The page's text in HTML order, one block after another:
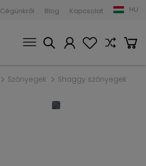
Cégünkről Blog Kapcsolat HU
Szőnyegek Shaggy szőnyegek